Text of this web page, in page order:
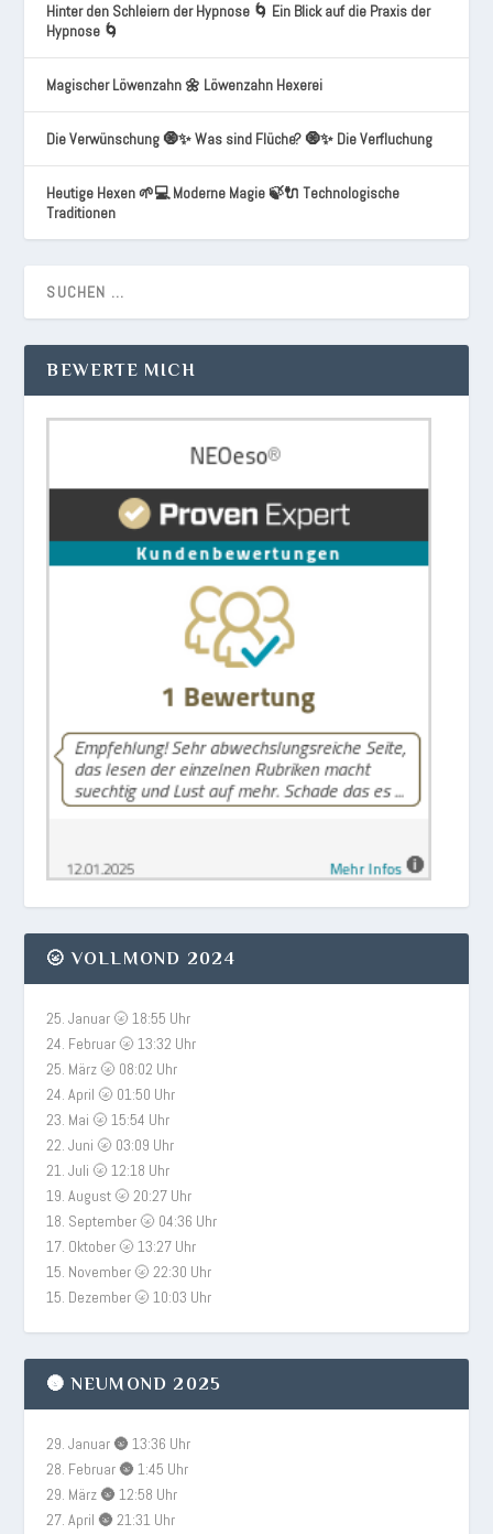
Hinter den Schleiern der Hypnose 🌀 Ein Blick auf die Praxis der
Hypnose 🌀
Magischer Löwenzahn 🌼 Löwenzahn Hexerei
Die Verwünschung 🧿✨ Was sind Flüche? 🧿✨ Die Verfluchung
Heutige Hexen 🌱💻 Moderne Magie 🍃🔌 Technologische
Traditionen
BEWERTE MICH
🌝 VOLLMOND 2024
25. Januar 🌝 18:55 Uhr
24. Februar 🌝 13:32 Uhr
25. März 🌝 08:02 Uhr
24. April 🌝 01:50 Uhr
23. Mai 🌝 15:54 Uhr
22. Juni 🌝 03:09 Uhr
21. Juli 🌝 12:18 Uhr
19. August 🌝 20:27 Uhr
18. September 🌝 04:36 Uhr
17. Oktober 🌝 13:27 Uhr
15. November 🌝 22:30 Uhr
15. Dezember 🌝 10:03 Uhr
🌚 NEUMOND 2025
29. Januar 🌚 13:36 Uhr
28. Februar 🌚 1:45 Uhr
29. März 🌚 12:58 Uhr
27. April 🌚 21:31 Uhr